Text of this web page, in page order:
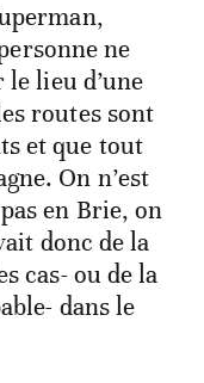
ne
lieu d’une
routes sont
et que tout
On n’est
en Brie, on
donc de la
cas- ou de la
dans le